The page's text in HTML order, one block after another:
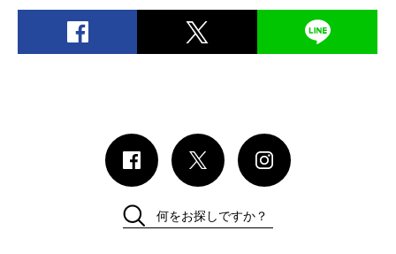
何をお探しですか？